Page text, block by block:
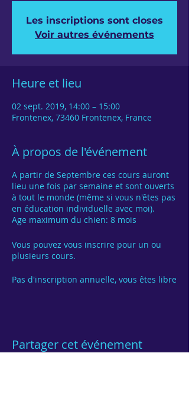
Les inscriptions sont closes
Voir autres événements
Heure et lieu
02 sept. 2019, 14:00 – 15:00
Frontenex, 73460 Frontenex, France
À propos de l'événement
A partir de Septembre ces cours auront
lieu une fois par semaine et sont ouverts
à tout le monde (même si vous n'êtes pas
en éducation individuelle avec moi).
Age maximum du chien: 8 mois
Vous pouvez vous inscrire pour un ou
plusieurs cours.
Pas d'inscription annuelle, vous êtes libre
Partager cet événement